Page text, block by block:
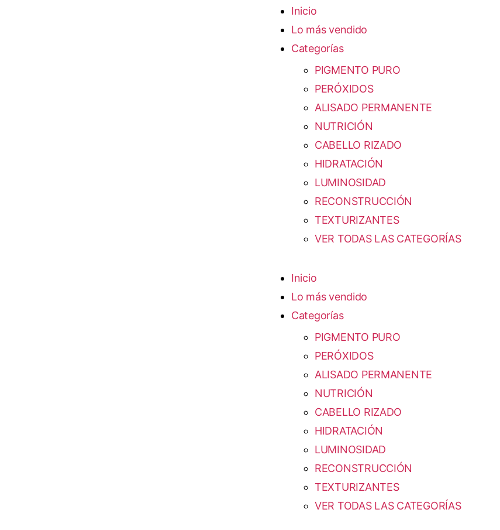
Inicio
Lo más vendido
Categorías
PIGMENTO PURO
PERÓXIDOS
ALISADO PERMANENTE
NUTRICIÓN
CABELLO RIZADO
HIDRATACIÓN
LUMINOSIDAD
RECONSTRUCCIÓN
TEXTURIZANTES
VER TODAS LAS CATEGORÍAS
Inicio
Lo más vendido
Categorías
PIGMENTO PURO
PERÓXIDOS
ALISADO PERMANENTE
NUTRICIÓN
CABELLO RIZADO
HIDRATACIÓN
LUMINOSIDAD
RECONSTRUCCIÓN
TEXTURIZANTES
VER TODAS LAS CATEGORÍAS